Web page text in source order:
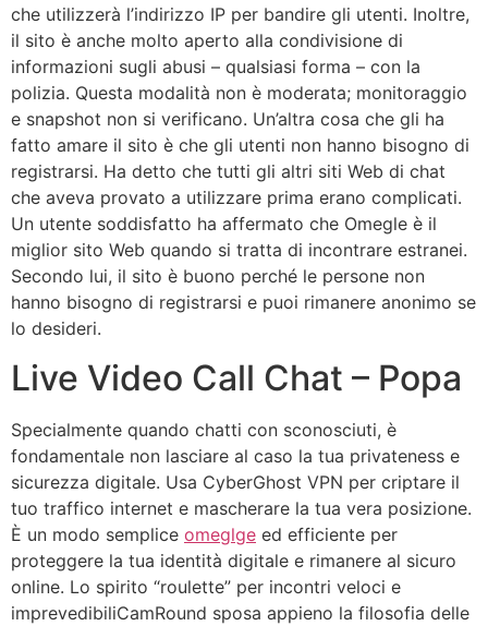
che utilizzerà l’indirizzo IP per bandire gli utenti. Inoltre,
il sito è anche molto aperto alla condivisione di
informazioni sugli abusi – qualsiasi forma – con la
polizia. Questa modalità non è moderata; monitoraggio
e snapshot non si verificano. Un’altra cosa che gli ha
fatto amare il sito è che gli utenti non hanno bisogno di
registrarsi. Ha detto che tutti gli altri siti Web di chat
che aveva provato a utilizzare prima erano complicati.
Un utente soddisfatto ha affermato che Omegle è il
miglior sito Web quando si tratta di incontrare estranei.
Secondo lui, il sito è buono perché le persone non
hanno bisogno di registrarsi e puoi rimanere anonimo se
lo desideri.
Live Video Call Chat – Popa
Specialmente quando chatti con sconosciuti, è
fondamentale non lasciare al caso la tua privateness e
sicurezza digitale. Usa CyberGhost VPN per criptare il
tuo traffico internet e mascherare la tua vera posizione.
È un modo semplice omeglge ed efficiente per
proteggere la tua identità digitale e rimanere al sicuro
online. Lo spirito “roulette” per incontri veloci e
imprevedibiliCamRound sposa appieno la filosofia delle